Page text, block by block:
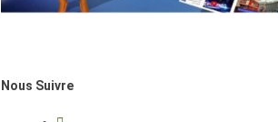
Nous Suivre